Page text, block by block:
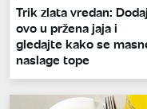
Trik zlata vredan:
ovo u pržena jaja i
gledajte kako se
naslage tope